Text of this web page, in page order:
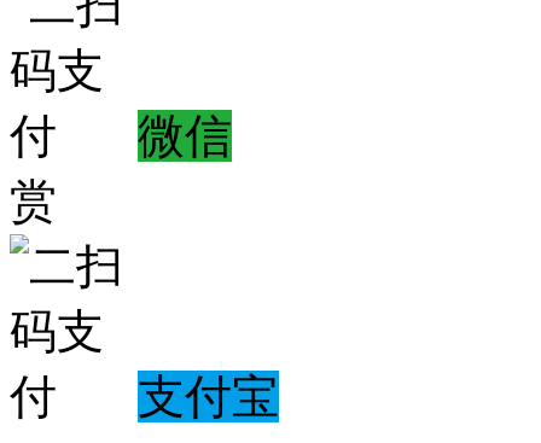
微信
赏
支付宝